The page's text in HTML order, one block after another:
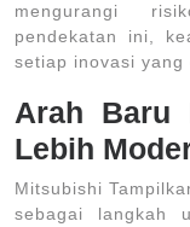
mengurangi
pendekatan ini,
setiap inovasi yang
Arah Baru
Lebih
Mitsubishi
sebagai langkah